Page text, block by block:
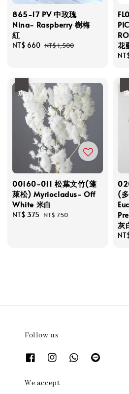
865-17 PV 中玫瑰
Nina- Raspberry 樹梅
紅
Sale
NT$ 660 Regular
NT$ 1,500
花
00160-011 松葉文竹(蓬
萊松) Myriocladus- Off
White 米白
Sale
NT$ 375 Regular
NT$ 750
(
灰
Follow us
We accept